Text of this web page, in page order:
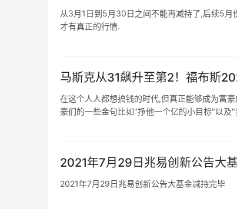
从3月1日到5月30日之间不能再减持了,后续5
才有真正的行情.
马斯克从31飙升至第2！福布斯
在这个人人都想搞钱的时代,但真正能够成为富
豪们的一些金句比如"挣他一个亿的小目标"以及"
2021年7月29日兆易创新公告大
2021年7月29日兆易创新公告大基金减持完毕